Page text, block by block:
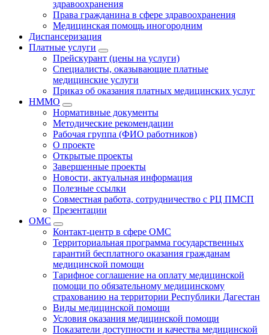
здравоохранения
Права гражданина в сфере здравоохранения
Медицинская помощь иногородним
Диспансеризация
Платные услуги
Прейскурант (цены на услуги)
Специалисты, оказывающие платные
медицинские услуги
Приказ об оказания платных медицинских услуг
НММО
Нормативные документы
Методические рекомендации
Рабочая группа (ФИО работников)
О проекте
Открытые проекты
Завершенные проекты
Новости, актуальная информация
Полезные ссылки
Совместная работа, сотрудничество с РЦ ПМСП
Презентации
ОМС
Контакт-центр в сфере ОМС
Территориальная программа государственных
гарантий бесплатного оказания гражданам
медицинской помощи
Тарифное соглашение на оплату медицинской
помощи по обязательному медицинскому
страхованию на территории Республики Дагестан
Виды медицинской помощи
Условия оказания медицинской помощи
Показатели доступности и качества медицинской